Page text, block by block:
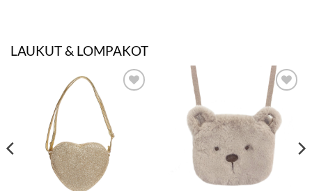
LAUKUT & LOMPAKOT
LISÄÄ
SUOSIKKEIHIN
LISÄÄ
SUOSIKKEIHIN